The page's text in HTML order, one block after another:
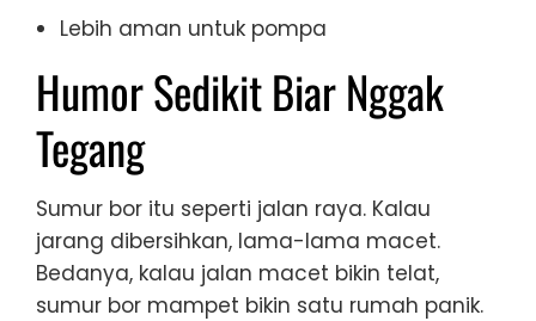
Lebih aman untuk pompa
Humor Sedikit Biar Nggak
Tegang
Sumur bor itu seperti jalan raya. Kalau
jarang dibersihkan, lama-lama macet.
Bedanya, kalau jalan macet bikin telat,
sumur bor mampet bikin satu rumah panik.